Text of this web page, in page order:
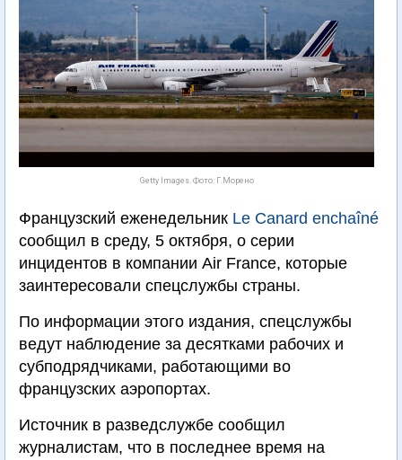
Getty Images. Фото: Г.Морено
Французский еженедельник Le Canard enchaîné
сообщил в среду, 5 октября, о серии
инцидентов в компании Air France, которые
заинтересовали спецслужбы страны.
По информации этого издания, спецслужбы
ведут наблюдение за десятками рабочих и
субподрядчиками, работающими во
французских аэропортах.
Источник в разведслужбе сообщил
журналистам, что в последнее время на